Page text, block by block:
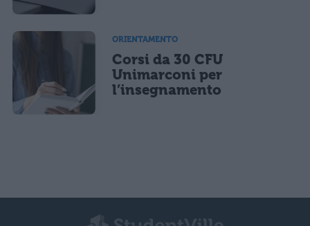
ORIENTAMENTO
Corsi da 30 CFU
Unimarconi per
l’insegnamento